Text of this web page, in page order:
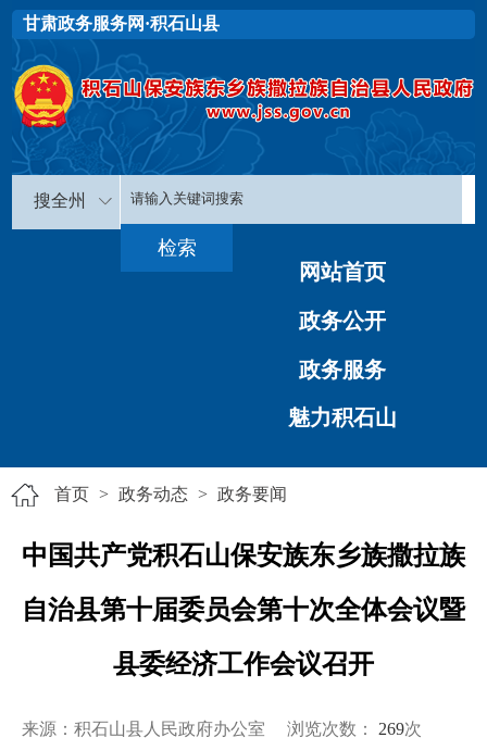
甘肃政务服务网·积石山县
搜全州
网站首页
政务公开
政务服务
魅力积石山
首页 > 政务动态 > 政务要闻
中国共产党积石山保安族东乡族撒拉族
自治县第十届委员会第十次全体会议暨
县委经济工作会议召开
来源：积石山县人民政府办公室 浏览次数： 269次